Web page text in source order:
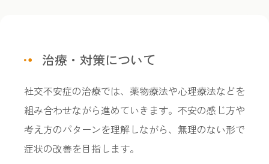
治療・対策について
社交不安症の治療では、薬物療法や心理療法などを
組み合わせながら進めていきます。不安の感じ方や
考え方のパターンを理解しながら、無理のない形で
症状の改善を目指します。